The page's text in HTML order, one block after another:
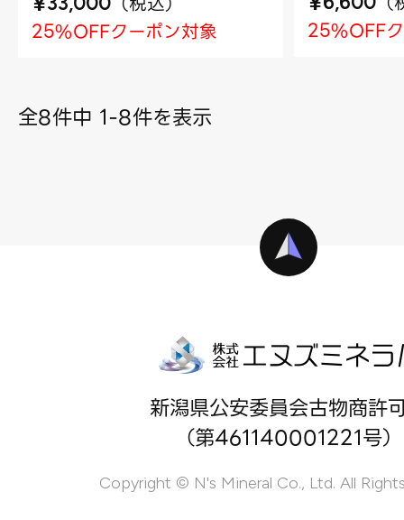
25%OFFクーポン対象
25%OFF
全8件中 1-8件を表示
新潟県公安委員会古物商許
（第461140001221号）
Copyright © N's Mineral Co., Ltd. All